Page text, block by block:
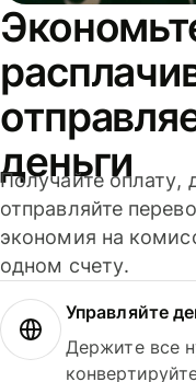
деньги
Получайте оплату,
отправляйте
экономия на
одном счету.
Управляйте
Держите все